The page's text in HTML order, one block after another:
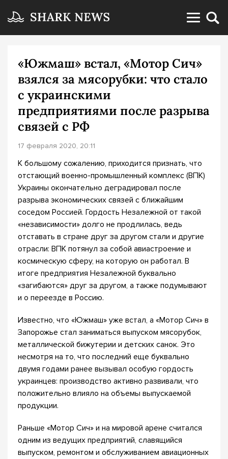
«Южмаш» встал, «Мотор Сич»
взялся за мясорубки: что стало
с украинскими
предприятиями после разрыва
связей с РФ
17 февраля 2020, 20:11
К большому сожалению, приходится признать, что
отстающий военно-промышленный комплекс (ВПК)
Украины окончательно деградировал после
разрыва экономических связей с ближайшим
соседом Россией. Гордость Незалежной от такой
«независимости» долго не продлилась, ведь
отставать в стране друг за другом стали и другие
отрасли: ВПК потянул за собой авиастроение и
космическую сферу, на которую он работал. В
итоге предприятия Незалежной буквально
«загибаются» друг за другом, а также подумывают
и о переезде в Россию.
Известно, что «Южмаш» уже встал, а «Мотор Сич» в
Запорожье стал заниматься выпуском мясорубок,
металлической бижутерии и детских санок. Это
несмотря на то, что последний еще буквально
двумя годами ранее вызывал особую гордость
украинцев: производство активно развивали, что
положительно влияло на объемы выпускаемой
продукции.
Раньше «Мотор Сич» и на мировой арене считался
одним из ведущих предприятий, славящийся
выпуском, ремонтом и обслуживанием авиационных